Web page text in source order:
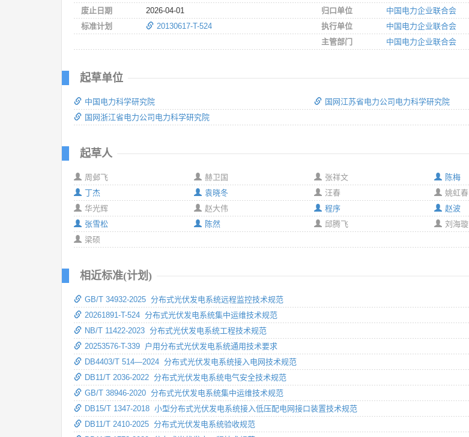
废止日期
2026-04-01
标准计划
20130617-T-524
归口单位
中国电力企业联合会
执行单位
中国电力企业联合会
主管部门
中国电力企业联合会
起草单位
中国电力科学研究院
国网浙江省电力公司电力科学研究院
国网江苏省电力公司电力科学研究院
起草人
周邺飞
赫卫国
丁杰
袁晓冬
华光辉
赵大伟
张雪松
陈然
梁硕
张祥文
陈梅
汪春
姚虹春
程序
赵波
邱腾飞
刘海璇
相近标准(计划)
GB/T 34932-2025 分布式光伏发电系统远程监控技术规范
20261891-T-524 分布式光伏发电系统集中运维技术规范
NB/T 11422-2023 分布式光伏发电系统工程技术规范
20253576-T-339 户用分布式光伏发电系统通用技术要求
DB4403/T 514—2024 分布式光伏发电系统接入电网技术规范
DB11/T 2036-2022 分布式光伏发电系统电气安全技术规范
GB/T 38946-2020 分布式光伏发电系统集中运维技术规范
DB15/T 1347-2018 小型分布式光伏发电系统接入低压配电网接口装置技术规范
DB11/T 2410-2025 分布式光伏发电系统验收规范